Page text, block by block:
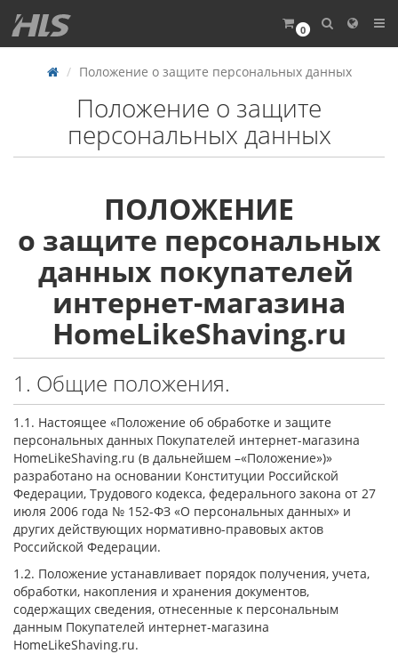
0
Положение о защите персональных данных
Положение о защите
персональных данных
ПОЛОЖЕНИЕ
о защите персональных
данных покупателей
интернет-магазина
HomeLikeShaving.ru
1. Общие положения.
1.1. Настоящее «Положение об обработке и защите
персональных данных Покупателей интернет-магазина
HomeLikeShaving.ru (в дальнейшем –«Положение»)»
разработано на основании Конституции Российской
Федерации, Трудового кодекса, федерального закона от 27
июля 2006 года № 152-ФЗ «О персональных данных» и
других действующих нормативно-правовых актов
Российской Федерации.
1.2. Положение устанавливает порядок получения, учета,
обработки, накопления и хранения документов,
содержащих сведения, отнесенные к персональным
данным Покупателей интернет-магазина
HomeLikeShaving.ru.